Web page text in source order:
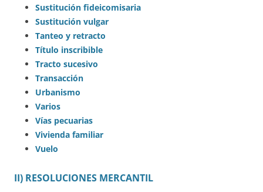
Sustitución fideicomisaria
Sustitución vulgar
Tanteo y retracto
Título inscribible
Tracto sucesivo
Transacción
Urbanismo
Varios
Vías pecuarias
Vivienda familiar
Vuelo
II) RESOLUCIONES MERCANTIL